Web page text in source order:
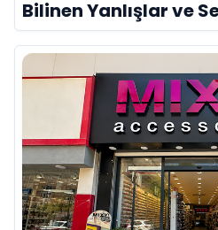
Bilinen Yanlışlar ve
Onur Akdeniz ile